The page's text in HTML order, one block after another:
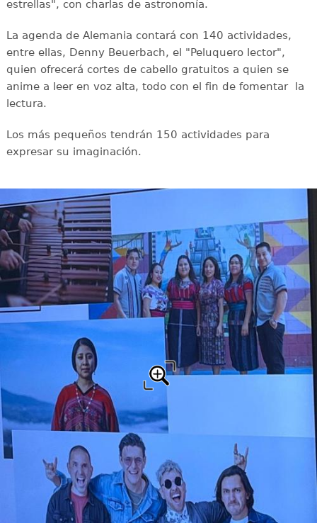
estrellas", con charlas de astronomía.
La agenda de Alemania contará con 140 actividades,
entre ellas, Denny Beuerbach, el "Peluquero lector",
quien ofrecerá cortes de cabello gratuitos a quien se
anime a leer en voz alta, todo con el fin de fomentar la
lectura.
Los más pequeños tendrán 150 actividades para
expresar su imaginación.